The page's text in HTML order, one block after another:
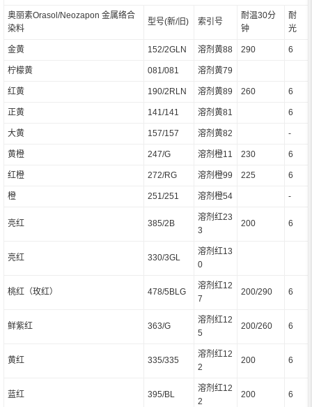
奥丽素Orasol/Neozapon 金属络合
染料
型号(新/旧) 索引号
耐温30分
钟
耐
光
金黄 152/2GLN 溶剂黄88 290 6
柠檬黄 081/081 溶剂黄79
红黄 190/2RLN 溶剂黄89 260 6
正黄 141/141 溶剂黄81 6
大黄 157/157 溶剂黄82 -
黄橙 247/G 溶剂橙11 230 6
红橙 272/RG 溶剂橙99 225 6
橙 251/251 溶剂橙54 -
亮红 385/2B
溶剂红23
3
200 6
亮红 330/3GL
溶剂红13
0
桃红（玫红） 478/5BLG
溶剂红12
7
200/290 6
鲜紫红 363/G
溶剂红12
5
200/260 6
黄红 335/335
溶剂红12
2
200 6
蓝红 395/BL
溶剂红12
2
200 6